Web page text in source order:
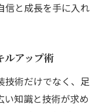
信と成長を手に入れ
ルアップ術
技術だけでなく、足
知識と技術が求め